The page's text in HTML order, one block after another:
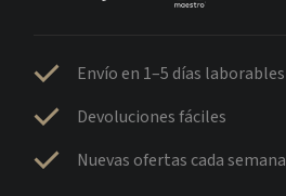
Envío en 1–5 días laborables
Devoluciones fáciles
Nuevas ofertas cada semana